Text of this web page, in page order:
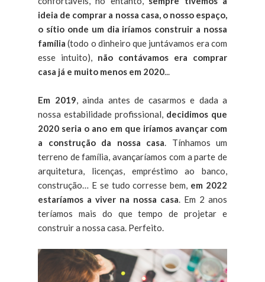
ideia de comprar a nossa casa, o nosso espaço,
o sítio onde um dia iríamos construir a nossa
família (todo o dinheiro que juntávamos era com
esse intuito), não contávamos era comprar
casa já e muito menos em 2020...
Em 2019, ainda antes de casarmos e dada a
nossa estabilidade profissional, decidimos que
2020 seria o ano em que iríamos avançar com
a construção da nossa casa. Tínhamos um
terreno de família, avançaríamos com a parte de
arquitetura, licenças, empréstimo ao banco,
construção… E se tudo corresse bem, em 2022
estaríamos a viver na nossa casa. Em 2 anos
teríamos mais do que tempo de projetar e
construir a nossa casa. Perfeito.